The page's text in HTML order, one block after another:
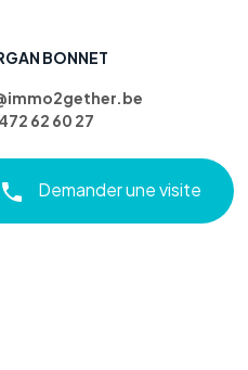
BONNET
62 60 27
Demander une visite